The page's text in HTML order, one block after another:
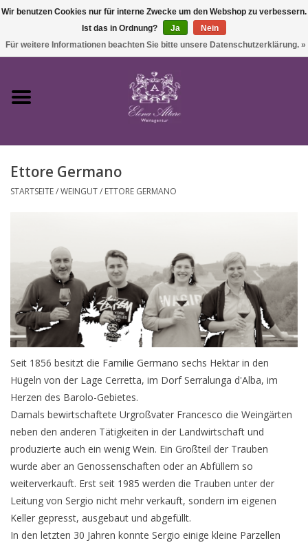
Startseite
Süßwein & Sekt
SALE
Presse
Ettore Germano
STARTSEITE/WEINGUT/ ETTORE GERMANO
Seit 1856 besitzt die Familie Germano sechs Hektar in den
Hügeln von der Lage Cerretta, im Dorf Serralunga d'Alba, im
Herzen des Barolo-Gebietes.
Damals bewirtschaftete Urgroßvater Francesco die Weingärten
neben den anderen Tätigkeiten in der Landwirtschaft und
produzierte auch ein wenig Wein. Ein Großteil der Trauben
wurde aber an Genossenschaften oder an Abfüllern so
weiterverkauft. Erst seit 1985 werden die Trauben unter der
Leitung von Sergio nicht mehr verkauft, sondern im eigenen
Keller gepresst, ausgebaut und abgefüllt.
In den letzten 30 Jahren konnte Sergio einige kleine Parzellen
Wir benutzen Cookies nur für interne Zwecke um den Webshop zu verbessern.
Ist das in Ordnung?
Ja
Nein
Für weitere Informationen beachten Sie bitte unsere Datenschutzerklärung. »